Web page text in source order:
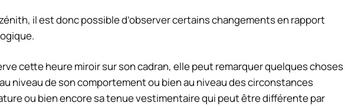
il est donc possible d’observer certains changements en rapport
cette heure miroir sur son cadran, elle peut remarquer quelques choses
niveau de son comportement ou bien au niveau des circonstances
ou bien encore sa tenue vestimentaire qui peut être différente par